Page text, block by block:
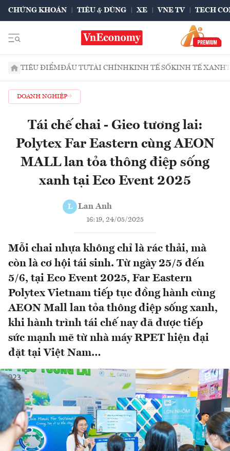
CHỨNG KHOÁN TIÊU & DÙNG XE VNE TV TECH
TIÊU ĐIỂMĐẦU TƯTÀI CHÍNHKINH TẾ SỐKINH TẾ XANH
DOANH NGHIỆP
Tái chế chai - Gieo tương lai:
Polytex Far Eastern cùng AEON
MALL lan tỏa thông điệp sống
xanh tại Eco Event 2025
L Lan Anh
16:19, 24/05/2025
Mỗi chai nhựa không chỉ là rác thải, mà
còn là cơ hội tái sinh. Từ ngày 25/5 đến
5/6, tại Eco Event 2025, Far Eastern
Polytex Vietnam tiếp tục đồng hành cùng
AEON Mall lan tỏa thông điệp sống xanh,
khi hành trình tái chế nay đã được tiếp
sức mạnh mẽ từ nhà máy RPET hiện đại
đặt tại Việt Nam…